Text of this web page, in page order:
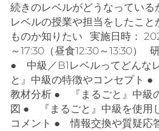
続きのレベルがどうなってい
レベルの授業や担当をしたこと
ものか知りたい 実施日時：
～17:30（昼食12:30～13:30）
● 中級／B1レベルってどんな
と』中級の特徴やコンセプト
教材分析 ● 『まるごと』中級
図 ● 『まるごと』中級を使用
コメント ● 情報交換や質疑